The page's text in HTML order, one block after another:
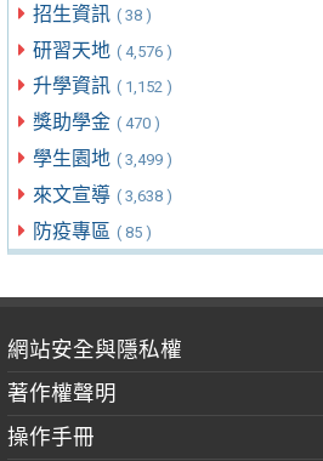
招生資訊 ( 38 )
研習天地 ( 4,576 )
升學資訊 ( 1,152 )
獎助學金 ( 470 )
學生園地 ( 3,499 )
來文宣導 ( 3,638 )
防疫專區 ( 85 )
網站安全與隱私權
著作權聲明
操作手冊